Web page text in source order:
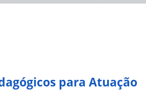
para Atuação